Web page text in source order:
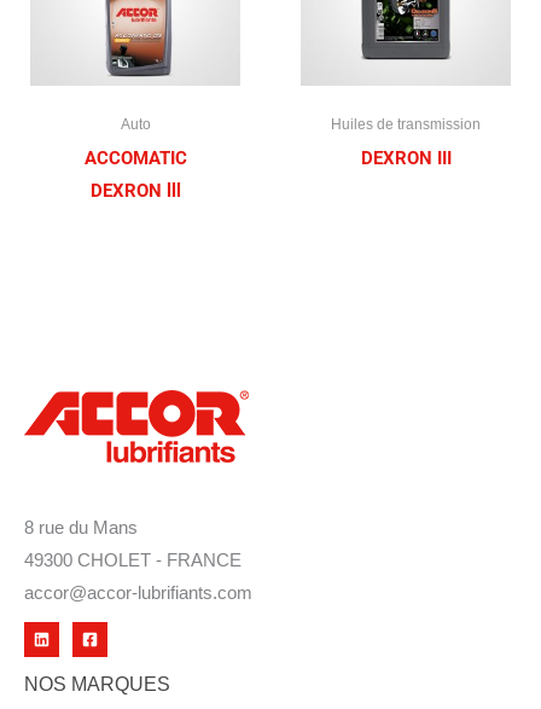
Auto
ACCOMATIC
DEXRON lll
Huiles de transmission
DEXRON III
8 rue du Mans
49300 CHOLET - FRANCE
accor@accor-lubrifiants.com
NOS MARQUES